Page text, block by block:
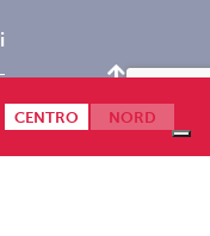
CENTRO NORD